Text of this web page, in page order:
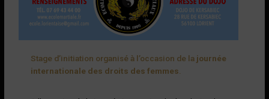
Stage d’initiation organisé à l’occasion de la journée
internationale des droits des femmes.